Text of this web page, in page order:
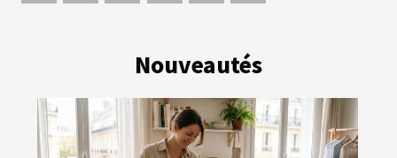
Nouveautés